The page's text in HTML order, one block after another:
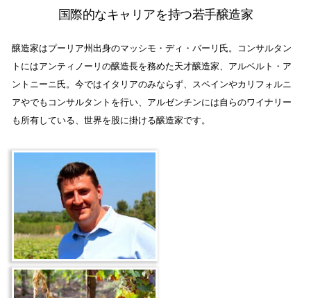
国際的なキャリアを持つ若手醸造家
醸造家はプーリア州出身のマッシモ・ディ・バーリ氏。コンサルタン
トにはアンティノーリの醸造長を務めた天才醸造家、アルベルト・ア
ントニーニ氏。今ではイタリアのみならず、スペインやカリフォルニ
アやでもコンサルタントを行い、アルゼンチンには自らのワイナリー
も所有している、世界を股に掛ける醸造家です。